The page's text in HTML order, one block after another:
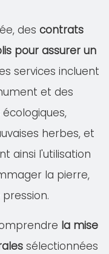
des contrats
pour assurer un
services incluent
et des
herbes, et
ainsi l'utilisation
la pierre,
la mise
sélectionnées